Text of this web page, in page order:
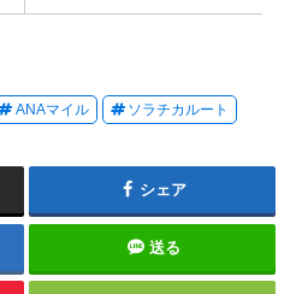
ANAマイル ソラチカルート
シェア
送る